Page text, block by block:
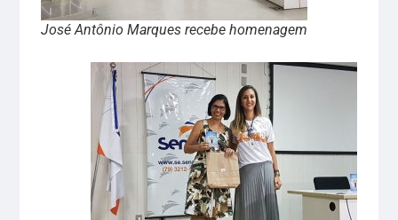
José Antônio Marques recebe homenagem